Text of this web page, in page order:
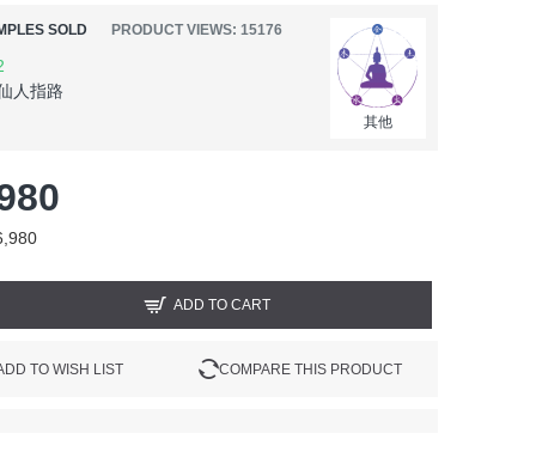
人指路
其他
SOLD PRODUCT VIEWS: 15176
ADD TO CART
TO WISH LIST COMPARE THIS PRODUCT